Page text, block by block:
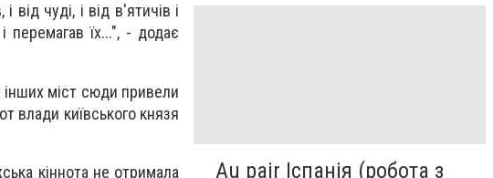
від чуді, і від в'ятичів і
перемагав їх...", - додає
інших міст сюди привели
влади київського князя
кіннота не отримала
Au pair Іспанія (робота з